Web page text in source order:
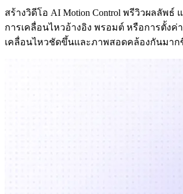
สร้างวิดีโอ AI Motion Control พรีวิวผลลัพธ์
การเคลื่อนไหวอ้างอิง พรอมต์ หรือการตั้งค่
เคลื่อนไหวชัดขึ้นและภาพสอดคล้องกันมาก